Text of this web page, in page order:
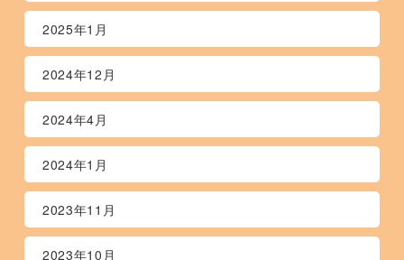
2025年1月
2024年12月
2024年4月
2024年1月
2023年11月
2023年10月